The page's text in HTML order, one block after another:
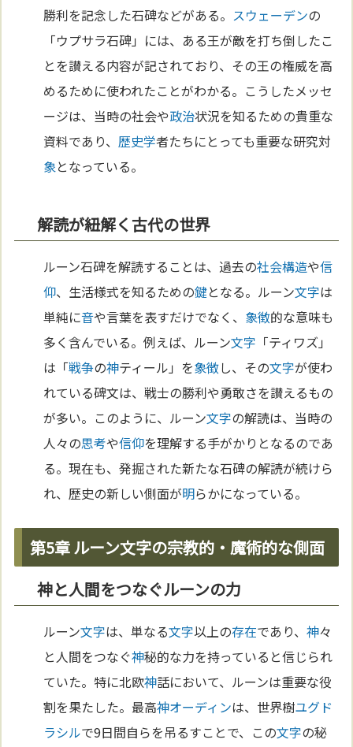
勝利を記念した石碑などがある。 スウェーデンの
「ウプサラ石碑」には、ある王が敵を打ち倒したこ
とを讃える内容が記されており、その王の権威を高
めるために使われたことがわかる。こうしたメッセ
ージは、当時の社会や政治状況を知るための貴重な
資料であり、 歴史学者たちにとっても重要な研究対
象となっている。
解読が紐解く古代の世界
ルーン石碑を解読することは、過去の社会構造や信
仰、生活様式を知るための鍵となる。ルーン文字は
単純に音や言葉を表すだけでなく、 象徴的な意味も
多く含んでいる。例えば、ルーン文字 「ティワズ」
は「戦争の神ティール」を象徴し、その文字が使わ
れている碑文は、戦士の勝利や勇敢さを讃えるもの
が多い。このように、ルーン文字の解読は、当時の
人々の思考や信仰を理解する手がかりとなるのであ
る。現在も、発掘された新たな石碑の解読が続けら
れ、歴史の新しい側面が明らかになっている。
第5章 ルーン文字の宗教的・魔術的な側面
神と人間をつなぐルーンの力
ルーン文字は、単なる文字以上の存在であり、神々
と人間をつなぐ神秘的な力を持っていると信じられ
ていた。特に北欧神話において、ルーンは重要な役
割を果たした。最高神オーディンは、世界樹ユグド
ラシルで9日間自らを吊るすことで、この文字の秘